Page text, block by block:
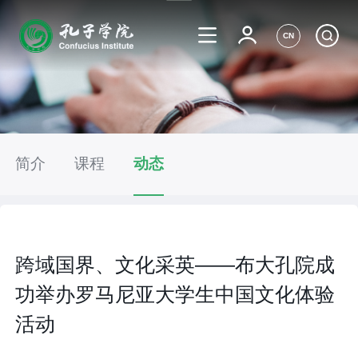
CN
简介 课程 动态
跨域国界、文化采英——布大孔院成
功举办罗马尼亚大学生中国文化体验
活动